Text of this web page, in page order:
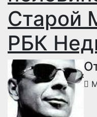
Старой
РБК